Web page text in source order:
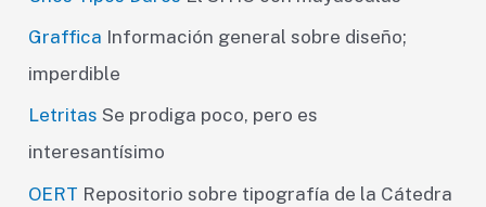
Graffica Información general sobre diseño;
imperdible
Letritas Se prodiga poco, pero es
interesantísimo
OERT Repositorio sobre tipografía de la Cátedra